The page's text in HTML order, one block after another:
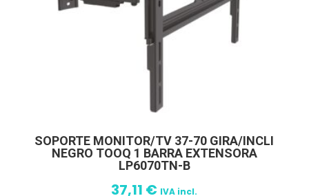
SOPORTE MONITOR/TV 37-70 GIRA/INCLI
NEGRO TOOQ 1 BARRA EXTENSORA
LP6070TN-B
37,11 € IVA incl.